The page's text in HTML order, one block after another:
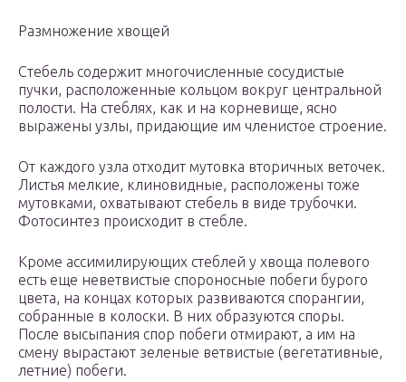
Размножение хвощей
Стебель содержит многочисленные сосудистые
пучки, расположенные кольцом вокруг центральной
полости. На стеблях, как и на корневище, ясно
выражены узлы, придающие им членистое строение.
От каждого узла отходит мутовка вторичных веточек.
Листья мелкие, клиновидные, расположены тоже
мутовками, охватывают стебель в виде трубочки.
Фотосинтез происходит в стебле.
Кроме ассимилирующих стеблей у хвоща полевого
есть еще неветвистые спороносные побеги бурого
цвета, на концах которых развиваются спорангии,
собранные в колоски. В них образуются споры.
После высыпания спор побеги отмирают, а им на
смену вырастают зеленые ветвистые (вегетативные,
летние) побеги.